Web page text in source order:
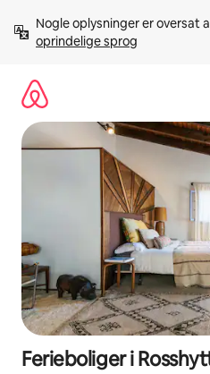
videre
Nogle oplysninger er oversat
oprindelige sprog
Ferieboliger i